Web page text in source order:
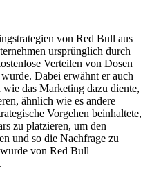
von Red Bull aus
ursprünglich durch
Verteilen von Dosen
Dabei erwähnt er auch
das Marketing dazu diente,
ähnlich wie es andere
Vorgehen beinhaltete,
zu platzieren, um den
und so die Nachfrage zu
von Red Bull